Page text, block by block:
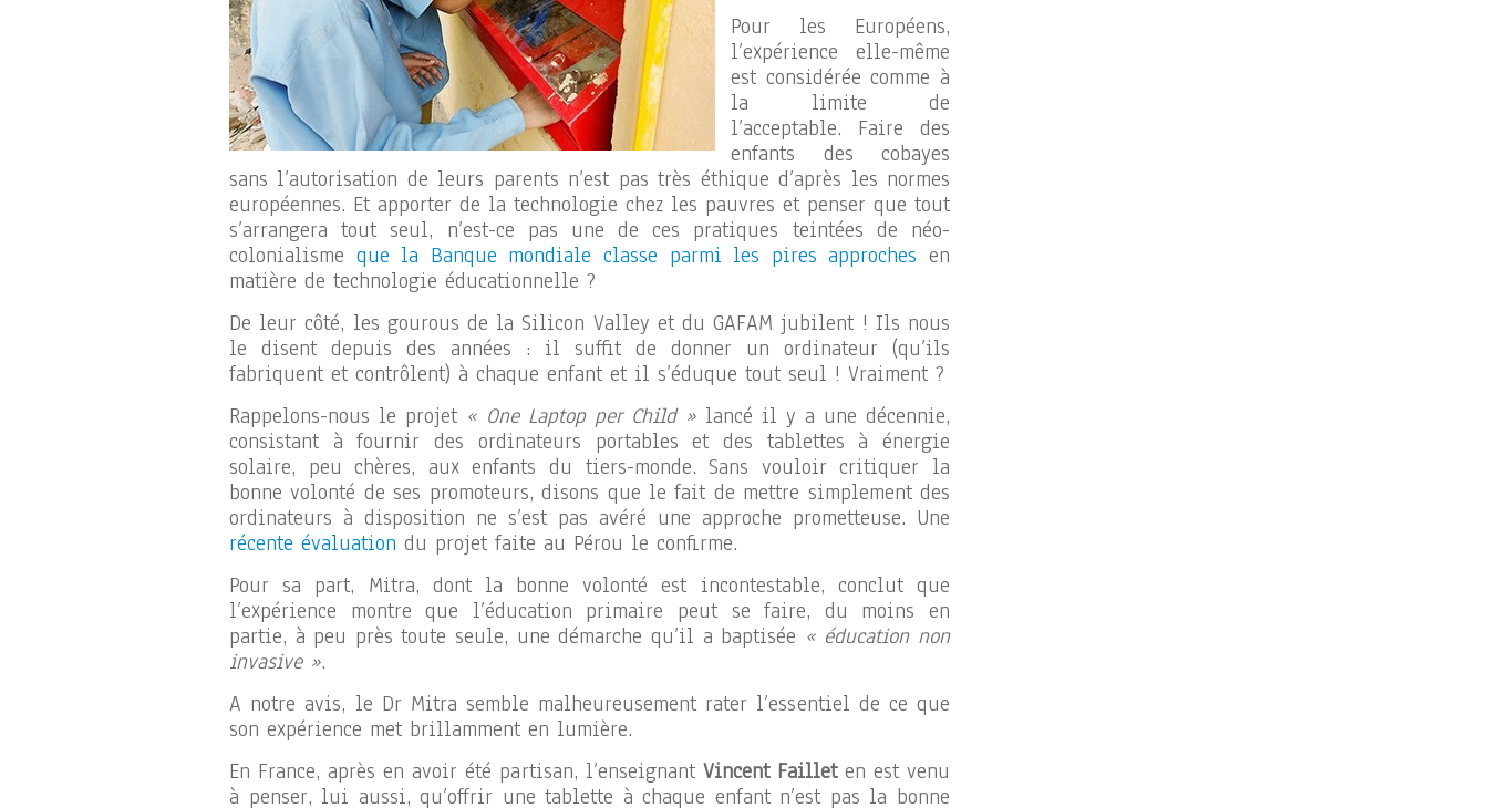
Pour les Européens,
l’expérience elle-même
est considérée comme à
la limite de
l’acceptable. Faire des
enfants des cobayes
sans l’autorisation de leurs parents n’est pas très éthique d’après les normes
européennes. Et apporter de la technologie chez les pauvres et penser que tout
s’arrangera tout seul, n’est-ce pas une de ces pratiques teintées de néo-
colonialisme que la Banque mondiale classe parmi les pires approches en
matière de technologie éducationnelle ?
De leur côté, les gourous de la Silicon Valley et du GAFAM jubilent ! Ils nous
le disent depuis des années : il suffit de donner un ordinateur (qu’ils
fabriquent et contrôlent) à chaque enfant et il s’éduque tout seul ! Vraiment ?
Rappelons-nous le projet « One Laptop per Child » lancé il y a une décennie,
consistant à fournir des ordinateurs portables et des tablettes à énergie
solaire, peu chères, aux enfants du tiers-monde. Sans vouloir critiquer la
bonne volonté de ses promoteurs, disons que le fait de mettre simplement des
ordinateurs à disposition ne s’est pas avéré une approche prometteuse. Une
récente évaluation du projet faite au Pérou le confirme.
Pour sa part, Mitra, dont la bonne volonté est incontestable, conclut que
l’expérience montre que l’éducation primaire peut se faire, du moins en
partie, à peu près toute seule, une démarche qu’il a baptisée « éducation non
invasive ».
A notre avis, le Dr Mitra semble malheureusement rater l’essentiel de ce que
son expérience met brillamment en lumière.
En France, après en avoir été partisan, l’enseignant Vincent Failleten est venu
à penser, lui aussi, qu’offrir une tablette à chaque enfant n’est pas la bonne